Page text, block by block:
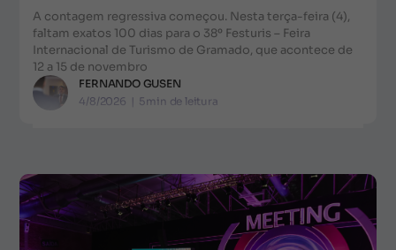
A contagem regressiva começou. Nesta terça-feira (4),
faltam exatos 100 dias para o 38º Festuris – Feira
Internacional de Turismo de Gramado, que acontece de
12 a 15 de novembro
FERNANDO GUSEN
4/8/2026 | 5min de leitura